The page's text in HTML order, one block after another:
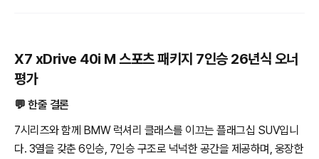
X7 xDrive 40i M 스포츠 패키지 7인승 26년식 오너
평가
💬 한줄 결론
7시리즈와 함께 BMW 럭셔리 클래스를 이끄는 플래그십 SUV입니
다. 3열을 갖춘 6인승, 7인승 구조로 넉넉한 공간을 제공하며, 웅장한